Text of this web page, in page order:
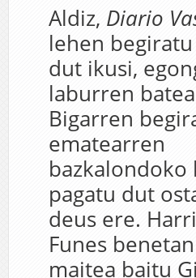
Aldiz, Diario
lehen
dut ikusi,
laburren
Bigarren
ematearren
bazkalondoko
pagatu dut
deus ere.
Funes
maitea baitu